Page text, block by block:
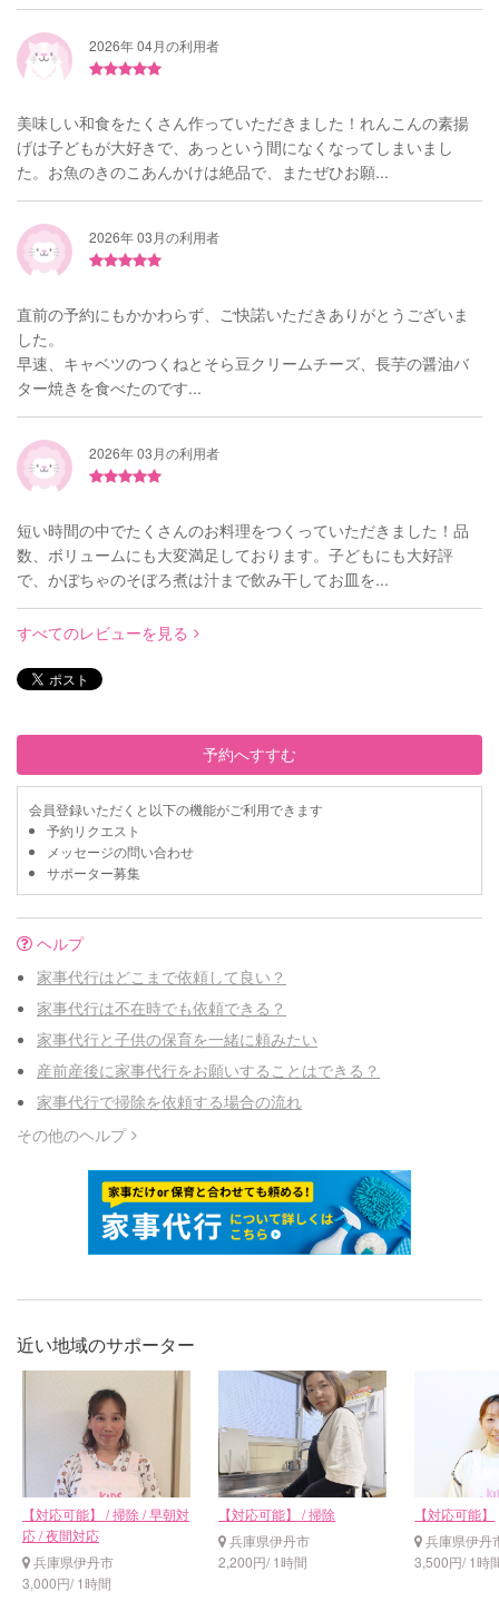
2026年 04月の利用者
美味しい和食をたくさん作っていただきました！れんこんの素揚
げは子どもが大好きで、あっという間になくなってしまいまし
た。お魚のきのこあんかけは絶品で、またぜひお願...
2026年 03月の利用者
直前の予約にもかかわらず、ご快諾いただきありがとうございま
した。
早速、キャベツのつくねとそら豆クリームチーズ、長芋の醤油バ
ター焼きを食べたのです...
2026年 03月の利用者
短い時間の中でたくさんのお料理をつくっていただきました！品
数、ボリュームにも大変満足しております。子どもにも大好評
で、かぼちゃのそぼろ煮は汁まで飲み干してお皿を...
すべてのレビューを見る
予約へすすむ
会員登録いただくと以下の機能がご利用できます
予約リクエスト
メッセージの問い合わせ
サポーター募集
ヘルプ
家事代行はどこまで依頼して良い？
家事代行は不在時でも依頼できる？
家事代行と子供の保育を一緒に頼みたい
産前産後に家事代行をお願いすることはできる？
家事代行で掃除を依頼する場合の流れ
その他のヘルプ
近い地域のサポーター
【対応可能】 / 掃除 / 早朝対
応 / 夜間対応
兵庫県伊丹市
3,000円/ 1時間
【対応可能】 / 掃除
兵庫県伊丹市
2,200円/ 1時間
【対応可能】
兵庫県伊丹
3,500円/ 1時